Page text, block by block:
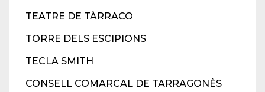
TEATRE DE TÀRRACO
TORRE DELS ESCIPIONS
TECLA SMITH
CONSELL COMARCAL DE TARRAGONÈS